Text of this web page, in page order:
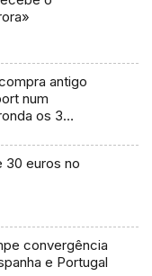
antigo
num
os 3
30 euros no
convergência
e Portugal